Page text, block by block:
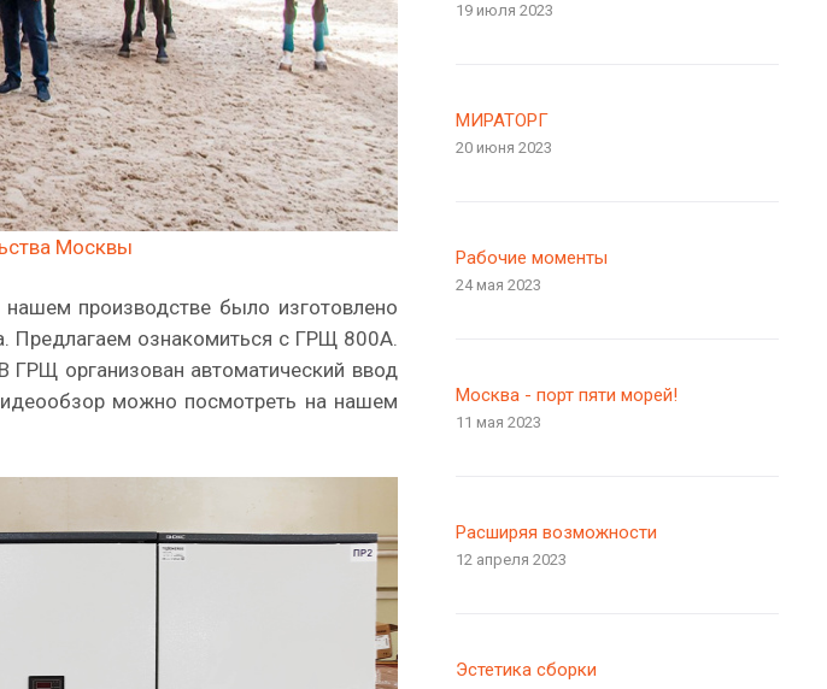
Москвы
производстве было изготовлено
Предлагаем ознакомиться с ГРЩ 800А.
ГРЩ организован автоматический ввод
можно посмотреть на нашем
19 июля 2023
МИРАТОРГ
20 июня 2023
Рабочие моменты
24 мая 2023
Москва - порт пяти морей!
11 мая 2023
Расширяя возможности
12 апреля 2023
Эстетика сборки